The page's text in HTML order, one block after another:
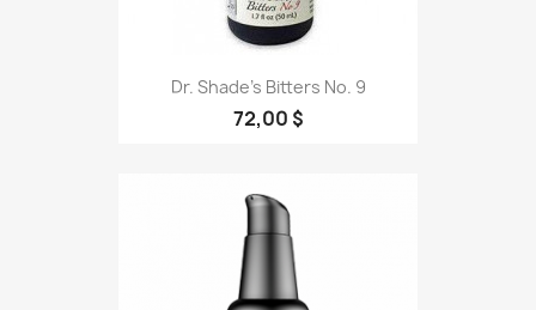
Dr. Shade’s Bitters No. 9
72,00 $